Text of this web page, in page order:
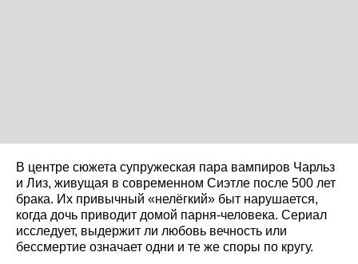
В центре сюжета супружеская пара вампиров Чарльз
и Лиз, живущая в современном Сиэтле после 500 лет
брака. Их привычный «нелёгкий» быт нарушается,
когда дочь приводит домой парня-человека. Сериал
исследует, выдержит ли любовь вечность или
бессмертие означает одни и те же споры по кругу.